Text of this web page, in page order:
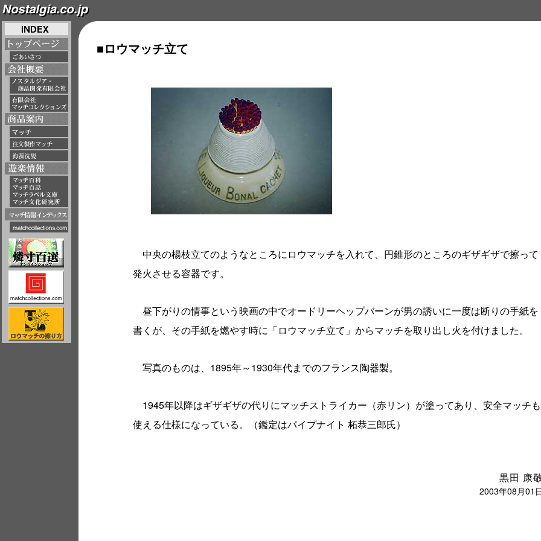
■ロウマッチ立て
中央の楊枝立てのようなところにロウマッチを入れて、円錐形のところのギザギザで擦って
発火させる容器です。
昼下がりの情事という映画の中でオードリーヘップバーンが男の誘いに一度は断りの手紙を
書くが、その手紙を燃やす時に「ロウマッチ立て」からマッチを取り出し火を付けました。
写真のものは、1895年～1930年代までのフランス陶器製。
1945年以降はギザギザの代りにマッチストライカー（赤リン）が塗ってあり、安全マッチも
使える仕様になっている。（鑑定はパイプナイト 柘恭三郎氏）
黒田 康
2003年08月01